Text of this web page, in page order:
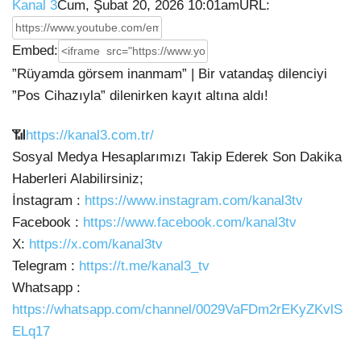
Kanal 3Cum, Şubat 20, 2026 10:01amURL:
Embed:
”Rüyamda görsem inanmam” | Bir vatandaş dilenciyi
”Pos Cihazıyla” dilenirken kayıt altına aldı!
📶https://kanal3.com.tr/
Sosyal Medya Hesaplarımızı Takip Ederek Son Dakika
Haberleri Alabilirsiniz;
İnstagram : https://www.instagram.com/kanal3tv
Facebook : https://www.facebook.com/kanal3tv
X: https://x.com/kanal3tv
Telegram : https://t.me/kanal3_tv
Whatsapp :
https://whatsapp.com/channel/0029VaFDm2rEKyZKvlS
ELq17